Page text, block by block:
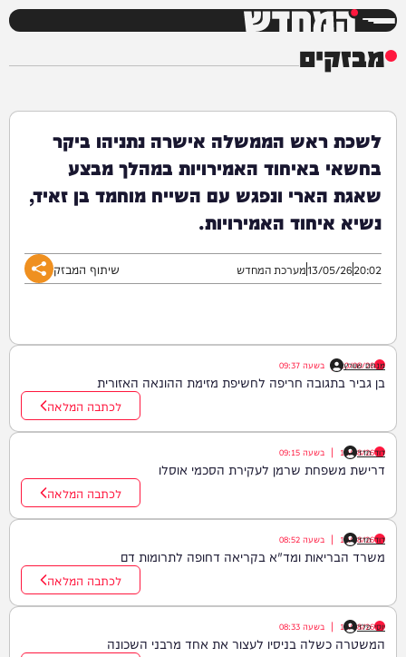
המחדש
מבזקים
לשכת ראש הממשלה אישרה נתניהו ביקר
בחשאי באיחוד האמירויות במהלך מבצע
שאגת הארי ונפגש עם השייח מוחמד בן זאיד,
נשיא איחוד האמירויות.
20:02
13/05/26מערכת המחדש שיתוף המבזק
מנחם שוורץ
10/08/26
| בשעה 09:37
בן גביר בתגובה חריפה לחשיפת מזימת ההונאה האזורית
לכתבה המלאה
דוד חדד
10/08/26
| בשעה 09:15
דרישת משפחת שרמן לעקירת הסכמי אוסלו
לכתבה המלאה
דוד חדד
10/08/26
| בשעה 08:52
משרד הבריאות ומד"א בקריאה דחופה לתרומות דם
לכתבה המלאה
יוסי פלד
10/08/26
| בשעה 08:33
המשטרה כשלה בניסיו לעצור את אחד מרבני השכונה